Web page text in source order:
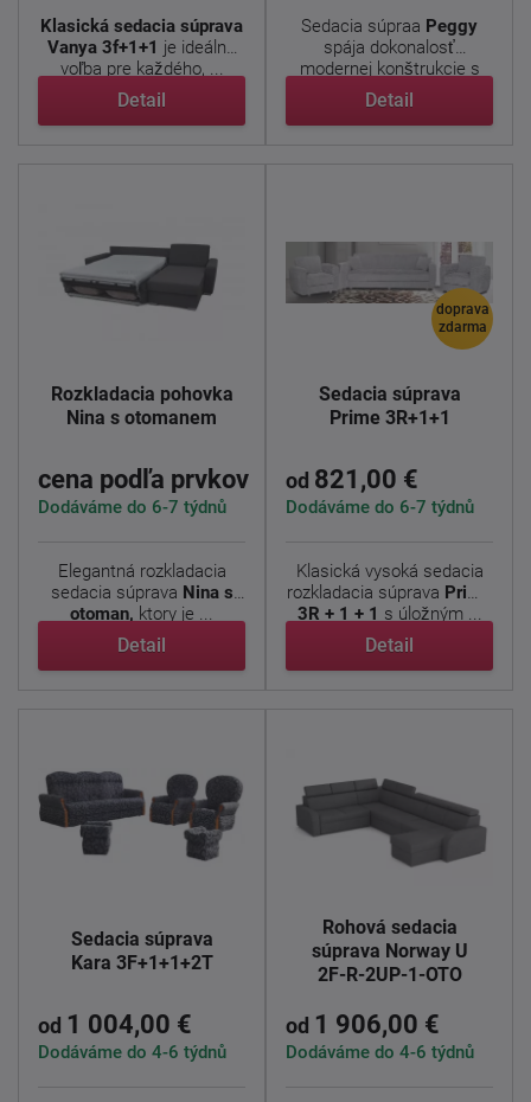
Klasická sedacia súprava
Vanya 3f+1+1 je ideálna
voľba pre každého, ...
Detail
Sedacia súpraa Peggy
spája dokonalosť
modernej konštrukcie s
charizmom ...
Detail
Rozkladacia pohovka
Nina s otomanem
cena podľa prvkov
Dodáváme do 6-7 týdnů
Elegantná rozkladacia
sedacia súprava Nina s
otoman, ktory je ...
Detail
doprava
zdarma
Sedacia súprava
Prime 3R+1+1
od 821,00 €
Dodáváme do 6-7 týdnů
Klasická vysoká sedacia
rozkladacia súprava Prime
3R + 1 + 1 s úložným ...
Detail
Sedacia súprava
Kara 3F+1+1+2T
od 1 004,00 €
Dodáváme do 4-6 týdnů
Rohová sedacia
súprava Norway U
2F-R-2UP-1-OTO
od 1 906,00 €
Dodáváme do 4-6 týdnů